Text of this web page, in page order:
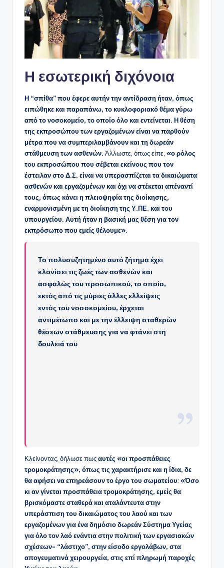
Η εσωτερική διχόνοια
Η “σπίθα” που έφερε αυτήν την αντίδραση ήταν, όπως
ειπώθηκε και παραπάνω, το κυκλοφοριακό θέμα γύρω
από το νοσοκομείο, το οποίο όλο και εντείνεται. Η θέση
της εκπροσώπου των εργαζομένων είναι να παρθούν
μέτρα που να συμπεριλαμβάνουν και τη δωρεάν
στάθμευση των ασθενών. Άλλωστε, όπως είπε, «ο ρόλος
του εκπροσώπου που σέβεται εκείνους που τον
έστειλαν στο Δ.Σ. είναι να υπερασπίζεται τα δικαιώματα
ασθενών και εργαζομένων και όχι να στέκεται απέναντί
τους, όπως κάνει η πλειοψηφία της διοίκησης,
εναρμονισμένη με τη διοίκηση της Υ.ΠΕ. και του
υπουργείου. Αυτή ήταν η βασική μας θέση για τον
εκπρόσωπο που εμείς θέλουμε».
Το πολυσυζητημένο αυτό ζήτημα έχει
κλονίσει τις ζωές των ασθενών και
ασφαλώς του προσωπικού, το οποίο,
εκτός από τις μύριες άλλες ελλείψεις
εντός του νοσοκομείου, έρχεται
αντιμέτωπο και με την έλλειψη σταθερών
θέσεων στάθμευσης για να φτάνει στη
δουλειά του
Κλείνοντας, δήλωσε πωςαυτές «οι προσπάθειες
τρομοκράτησης», όπως τις χαρακτήρισε και η ίδια, δε
θα αφήσει να επηρεάσουν το έργο του σωματείου: «Όσο
κι αν γίνεται προσπάθεια τρομοκράτησης, εμείς θα
βρισκόμαστε σταθερά και αταλάντευτα στην
υπεράσπιση του δικαιώματος του λαού και των
εργαζομένων για ένα δημόσιο δωρεάν Σύστημα Υγείας
για όλο τον λαό ενάντια στην πολιτική των εργασιακών
σχέσεων- “λάστιχο”, στην είσοδο εργολάβων, στα
απογευματινά χειρουργεία, στις επί πληρωμή παροχές